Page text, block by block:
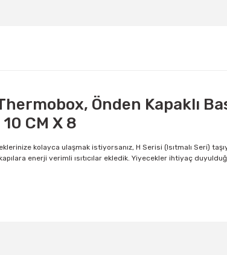
Önden Kapaklı
CM X 8
kolayca ulaşmak istiyorsanız, H Serisi (Isıtmalı Seri)
enerji verimli ısıtıcılar ekledik. Yiyecekler ihtiyaç